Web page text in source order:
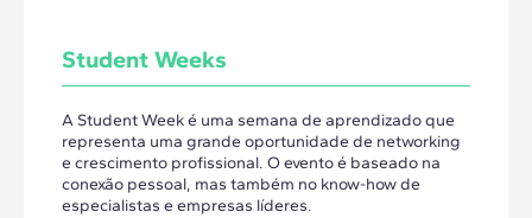
Student Weeks
A Student Week é uma semana de aprendizado que
representa uma grande oportunidade de networking
e crescimento profissional. O evento é baseado na
conexão pessoal, mas também no know-how de
especialistas e empresas líderes.